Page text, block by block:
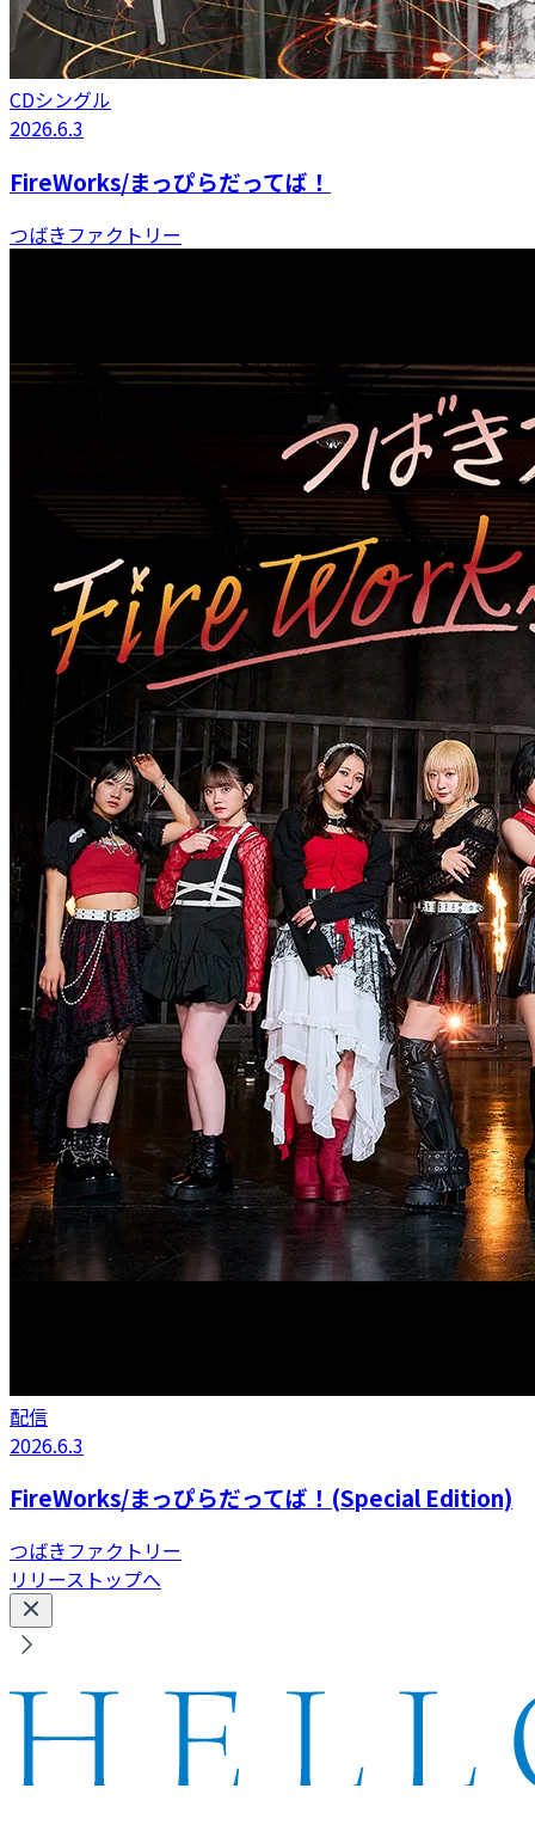
CDシングル
2026.6.3
FireWorks/まっぴらだってば！
つばきファクトリー
配信
2026.6.3
FireWorks/まっぴらだってば！(Special Edition)
つばきファクトリー
リリーストップへ